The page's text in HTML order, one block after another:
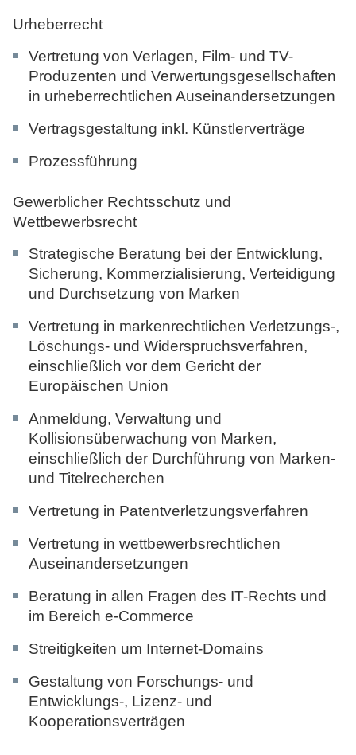
Urheberrecht
Vertretung von Verlagen, Film- und TV-
Produzenten und Verwertungsgesellschaften
in urheberrechtlichen Auseinandersetzungen
Vertragsgestaltung inkl. Künstlerverträge
Prozessführung
Gewerblicher Rechtsschutz und
Wettbewerbsrecht
Strategische Beratung bei der Entwicklung,
Sicherung, Kommerzialisierung, Verteidigung
und Durchsetzung von Marken
Vertretung in markenrechtlichen Verletzungs-,
Löschungs- und Widerspruchsverfahren,
einschließlich vor dem Gericht der
Europäischen Union
Anmeldung, Verwaltung und
Kollisionsüberwachung von Marken,
einschließlich der Durchführung von Marken-
und Titelrecherchen
Vertretung in Patentverletzungsverfahren
Vertretung in wettbewerbsrechtlichen
Auseinandersetzungen
Beratung in allen Fragen des IT-Rechts und
im Bereich e-Commerce
Streitigkeiten um Internet-Domains
Gestaltung von Forschungs- und
Entwicklungs-, Lizenz- und
Kooperationsverträgen